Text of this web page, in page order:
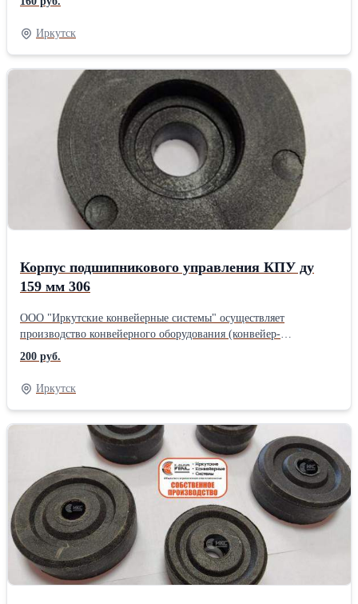
натяжные барабаны), резьбовых шпилек и анкерных болтов.
Подшипники используются в редукторах для подъёмных
механизмов, в редукторах антенных систем, в конвейерных
системах и др. Купить корпус подшипникового узла в Иркутске,
вы можете любым удобным для Вас способом. В наличии КПУ с
диаметром 76, 89, 102, 108, 127, 133, 159 мм.Производитель:
Иркутск
Корпус подшипникового управления КПУ ду
159 мм 306
ООО "Иркутские конвейерные системы" осуществляет
производство конвейерного оборудования (конвейер-
транспортёр, конвейерные ролики, роликоопоры, рольганги,
натяжные барабаны), резьбовых шпилек и анкерных болтов.
Подшипники используются в редукторах для подъёмных
механизмов, в редукторах антенных систем, в конвейерных
системах и др. Купить корпус подшипникового узла в Иркутске,
вы можете любым удобным для Вас способом. В наличии КПУ с
диаметром 76, 89, 102, 108, 127, 133, 159 мм.Производитель:
200 руб.
Иркутск